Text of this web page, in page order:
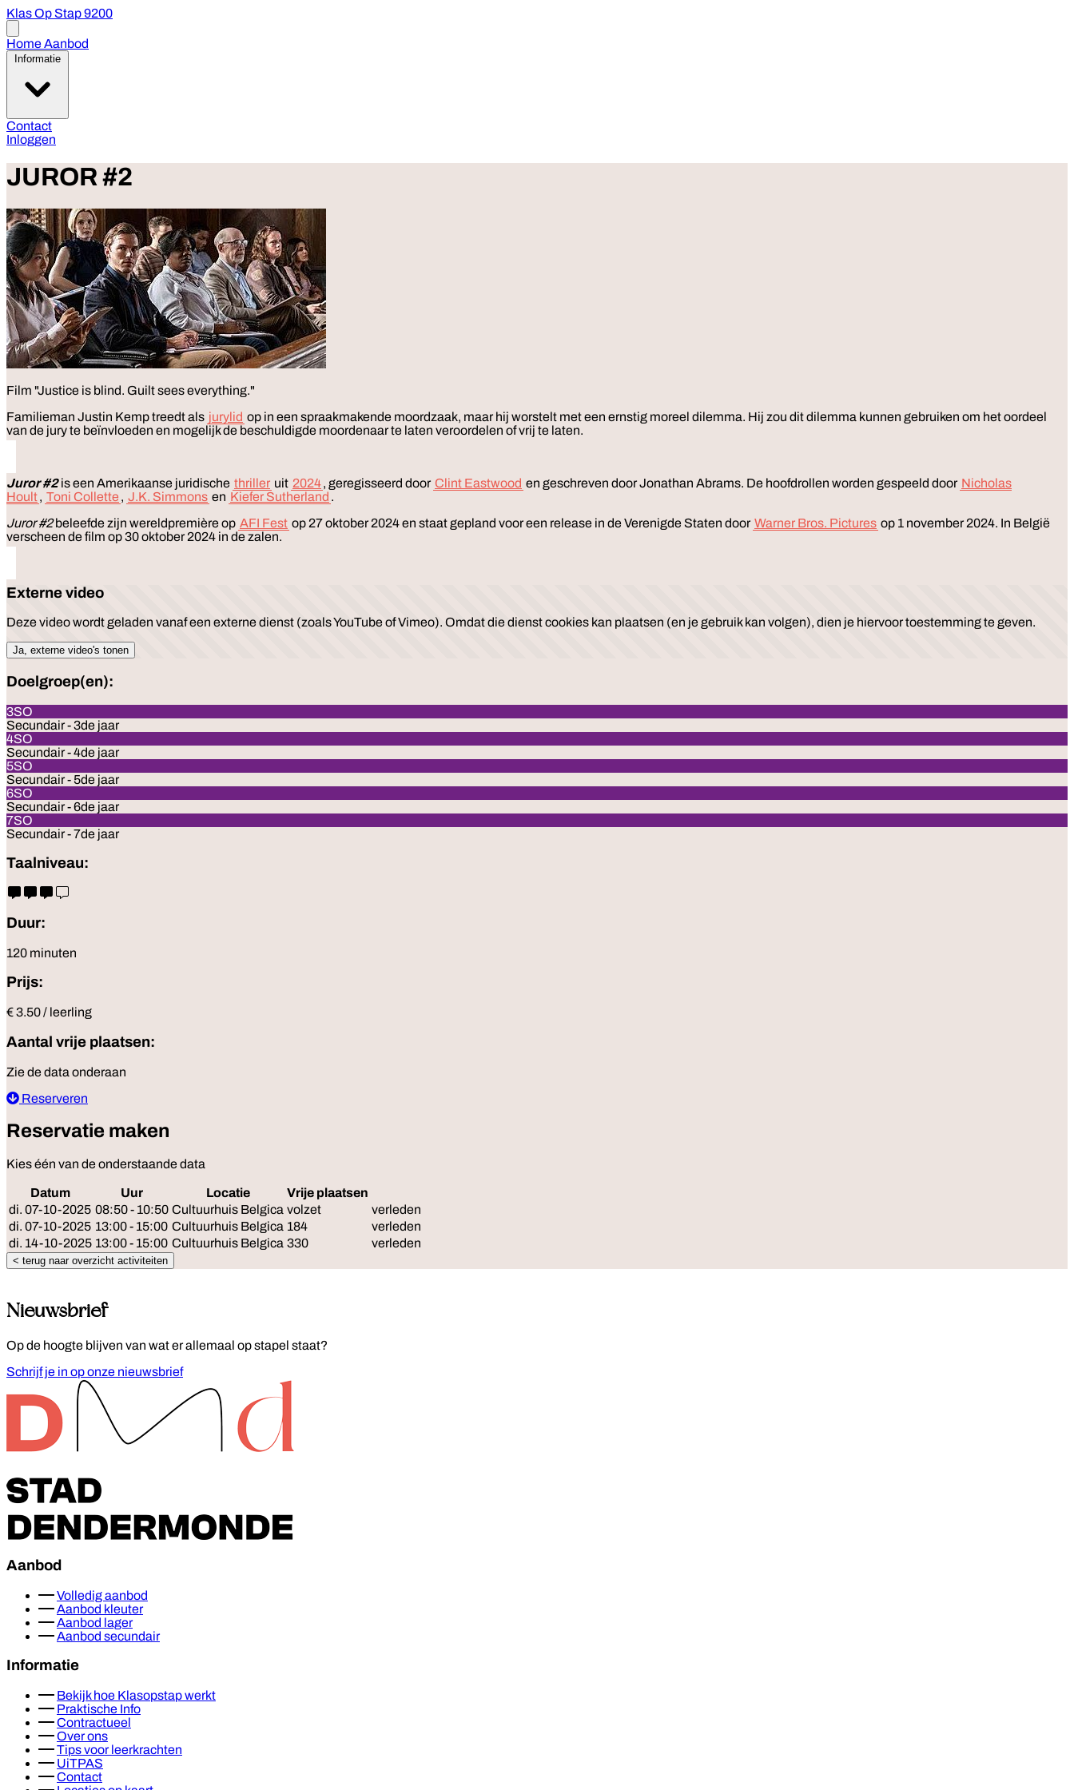
Klas Op Stap 9200
menu
HomeAanbod
Informatie
Contact
Inloggen
JUROR #2
Film "Justice is blind. Guilt sees everything."
Familieman Justin Kemp treedt als jurylid op in een spraakmakende moordzaak, maar hij worstelt met een ernstig moreel dilemma. Hij zou dit dilemma kunnen gebruiken om het oordeel
van de jury te beïnvloeden en mogelijk de beschuldigde moordenaar te laten veroordelen of vrij te laten.
Juror #2is een Amerikaanse juridische thriller uit 2024, geregisseerd door Clint Eastwood en geschreven door Jonathan Abrams. De hoofdrollen worden gespeeld door Nicholas
Hoult, Toni Collette , J.K. Simmons en Kiefer Sutherland .
Juror #2beleefde zijn wereldpremière op AFI Fest op 27 oktober 2024 en staat gepland voor een release in de Verenigde Staten door Warner Bros. Pictures op 1 november 2024. In België
verscheen de film op 30 oktober 2024 in de zalen.
Externe video
Deze video wordt geladen vanaf een externe dienst (zoals YouTube of Vimeo). Omdat die dienst cookies kan plaatsen (en je gebruik kan volgen), dien je hiervoor toestemming te geven.
Ja, externe video's tonen
Doelgroep(en):
3SO
Secundair - 3de jaar
4SO
Secundair - 4de jaar
5SO
Secundair - 5de jaar
6SO
Secundair - 6de jaar
7SO
Secundair - 7de jaar
Taalniveau:
Duur:
120 minuten
Prijs:
€ 3.50 / leerling
Aantal vrije plaatsen:
Zie de data onderaan
Reserveren
Reservatie maken
Kies één van de onderstaande data
Datum Uur Locatie Vrije plaatsen
di. 07-10-2025 08:50 - 10:50 Cultuurhuis Belgica volzet
verleden
di. 07-10-2025 13:00 - 15:00 Cultuurhuis Belgica 184
verleden
di. 14-10-2025 13:00 - 15:00 Cultuurhuis Belgica 330 verleden
< terug naar overzicht activiteiten
Nieuwsbrief
Op de hoogte blijven van wat er allemaal op stapel staat?
Schrijf je in op onze nieuwsbrief
Aanbod
Volledig aanbod
Aanbod kleuter
Aanbod lager
Aanbod secundair
Informatie
Bekijk hoe Klasopstap werkt
Praktische Info
Contractueel
Over ons
Tips voor leerkrachten
UiTPAS
Contact